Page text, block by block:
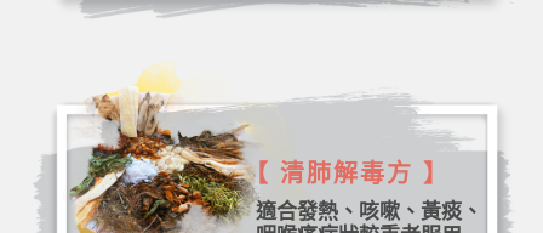
【 清肺解毒方 】
適合發熱、咳嗽、黃痰、